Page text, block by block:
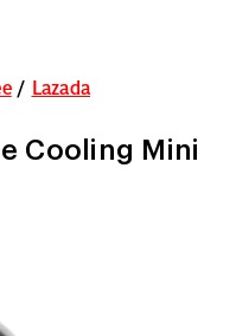
/Lazada
Cooling Mini